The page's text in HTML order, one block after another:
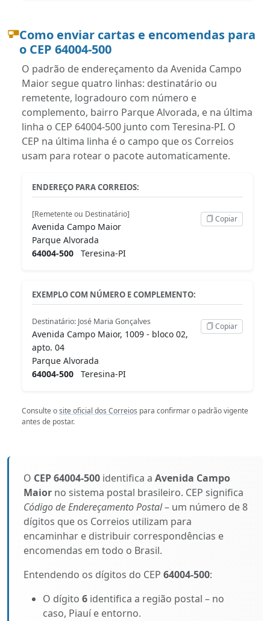
Como enviar cartas e encomendas para
o CEP 64004-500
O padrão de endereçamento da Avenida Campo
Maior segue quatro linhas: destinatário ou
remetente, logradouro com número e
complemento, bairro Parque Alvorada, e na última
linha o CEP 64004-500 junto com Teresina-PI. O
CEP na última linha é o campo que os Correios
usam para rotear o pacote automaticamente.
ENDEREÇO PARA CORREIOS:
[Remetente ou Destinatário]
Avenida Campo Maior
Parque Alvorada
64004-500 Teresina-PI
Copiar
EXEMPLO COM NÚMERO E COMPLEMENTO:
Destinatário: José Maria Gonçalves
Avenida Campo Maior, 1009 - bloco 02,
apto. 04
Parque Alvorada
64004-500 Teresina-PI
Copiar
Consulte osite oficial dos Correios para confirmar o padrão vigente
antes de postar.
O CEP 64004-500 identifica a Avenida Campo
Maior no sistema postal brasileiro. CEP significa
Código de Endereçamento Postal– um número de 8
dígitos que os Correios utilizam para
encaminhar e distribuir correspondências e
encomendas em todo o Brasil.
Entendendo os dígitos do CEP 64004-500:
O dígito 6 identifica a região postal – no
caso, Piauí e entorno.